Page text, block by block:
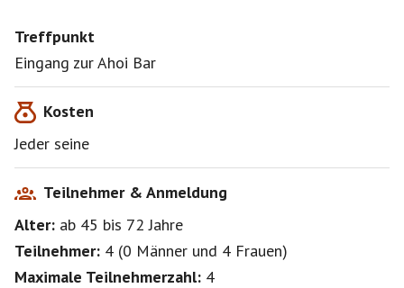
Treffpunkt
Eingang zur Ahoi Bar
Kosten
Jeder seine
Teilnehmer & Anmeldung
Alter: ab 45 bis 72Jahre
Teilnehmer: 4 (0 Männer und 4 Frauen)
Maximale Teilnehmerzahl: 4